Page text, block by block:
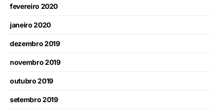
fevereiro 2020
janeiro 2020
dezembro 2019
novembro 2019
outubro 2019
setembro 2019